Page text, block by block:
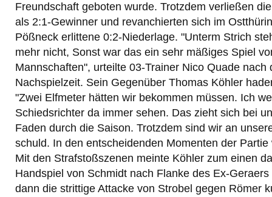
Freundschaft geboten wurde. Trotzdem verließen
als 2:1-Gewinner und revanchierten sich im
Pößneck erlittene 0:2-Niederlage. "Unterm Strich
mehr nicht, Sonst war das ein sehr mäßiges Spiel
Mannschaften", urteilte 03-Trainer Nico Quade nach
Nachspielzeit. Sein Gegenüber Thomas Köhler
"Zwei Elfmeter hätten wir bekommen müssen. Ich
Schiedsrichter da immer sehen. Das zieht sich bei
Faden durch die Saison. Trotzdem sind wir an
schuld. In den entscheidenden Momenten der
Mit den Strafstoßszenen meinte Köhler zum einen
Handspiel von Schmidt nach Flanke des Ex-
dann die strittige Attacke von Strobel gegen Römer